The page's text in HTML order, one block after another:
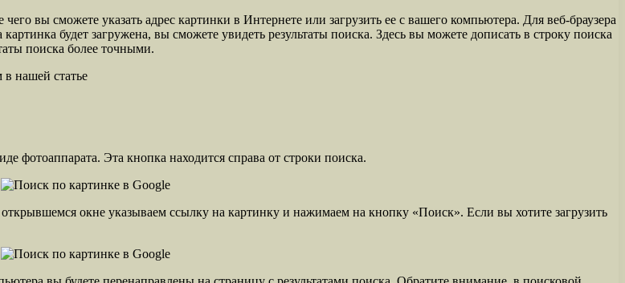
вы сможете указать адрес картинки в Интернете или загрузить ее с вашего компьютера. Для веб-браузера
будет загружена, вы сможете увидеть результаты поиска. Здесь вы можете дописать в строку поиска
поиска более точными.
в нашей статье
Эта кнопка находится справа от строки поиска.
окне указываем ссылку на картинку и нажимаем на кнопку «Поиск». Если вы хотите загрузить